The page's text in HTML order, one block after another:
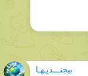
بیجنـــدیـهـا